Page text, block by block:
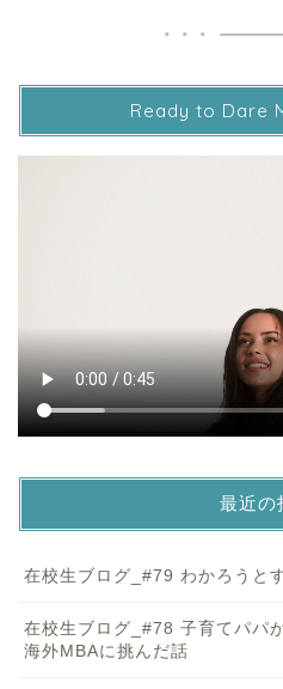
Ready to Dare
最近の
在校生ブログ_#79 わかろうと
在校生ブログ_#78 子育てパパ
海外MBAに挑んだ話